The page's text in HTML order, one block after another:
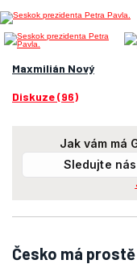
Maxmilián Nový
Diskuze (96)
Jak vám má
Sledujte nás
Česko má